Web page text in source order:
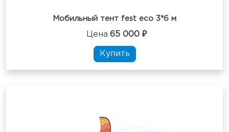
Мобильный тент fest eco 3*6 м
Цена 65 000 ₽
Купить